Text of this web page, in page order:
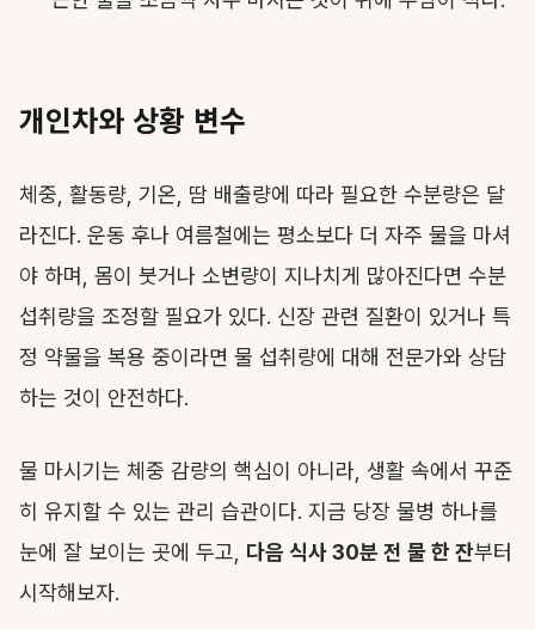
개인차와 상황 변수
체중, 활동량, 기온, 땀 배출량에 따라 필요한 수분량은 달
라진다. 운동 후나 여름철에는 평소보다 더 자주 물을 마셔
야 하며, 몸이 붓거나 소변량이 지나치게 많아진다면 수분
섭취량을 조정할 필요가 있다. 신장 관련 질환이 있거나 특
정 약물을 복용 중이라면 물 섭취량에 대해 전문가와 상담
하는 것이 안전하다.
물 마시기는 체중 감량의 핵심이 아니라, 생활 속에서 꾸준
히 유지할 수 있는 관리 습관이다. 지금 당장 물병 하나를
눈에 잘 보이는 곳에 두고, 다음 식사 30분 전 물 한 잔부터
시작해보자.